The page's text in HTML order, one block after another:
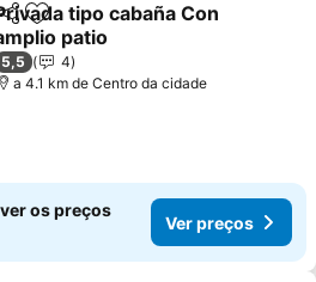
Adicionar aos favoritos
tipo cabaña Con
patio
preços
5,5
4
a 4.1 km de Centro da cidade
os preços
Ver preços